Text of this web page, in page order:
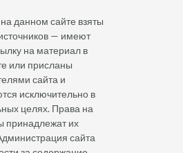
данном сайте взяты
— имеют
на материал в
или присланы
сайта и
исключительно в
целях. Права на
принадлежат их
сайта